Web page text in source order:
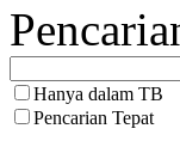
Hanya dalam TB
Pencarian Tepat